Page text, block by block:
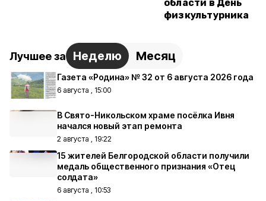
области в День
физкультурника
Лучшее за Неделю Месяц
Газета «Родина» № 32 от 6 августа 2026 года
6 августа , 15:00
В Свято-Никольском храме посёлка Ивня
начался новый этап ремонта
2 августа , 19:22
15 жителей Белгородской области получили
медаль общественного признания «Отец
солдата»
6 августа , 10:53